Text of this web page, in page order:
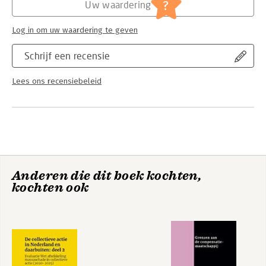
ontheffing; verlof; concessie; onttrekking;
compensatie]
Serie:
Liability Law (UCALL)
Schrijf een recensie
Lees ons recensiebeleid
Uw waardering ?
Log in om uw waardering te geven
Anderen die dit boek kochten,
kochten ook